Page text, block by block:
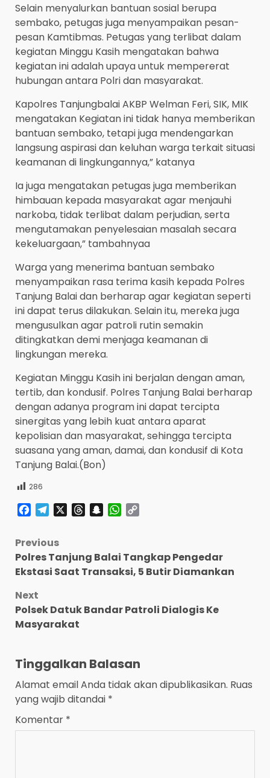
Selain menyalurkan bantuan sosial berupa
sembako, petugas juga menyampaikan pesan-
pesan Kamtibmas. Petugas yang terlibat dalam
kegiatan Minggu Kasih mengatakan bahwa
kegiatan ini adalah upaya untuk mempererat
hubungan antara Polri dan masyarakat.
Kapolres Tanjungbalai AKBP Welman Feri, SIK, MIK
mengatakan Kegiatan ini tidak hanya memberikan
bantuan sembako, tetapi juga mendengarkan
langsung aspirasi dan keluhan warga terkait situasi
keamanan di lingkungannya,” katanya
Ia juga mengatakan petugas juga memberikan
himbauan kepada masyarakat agar menjauhi
narkoba, tidak terlibat dalam perjudian, serta
mengutamakan penyelesaian masalah secara
kekeluargaan,” tambahnyaa
Warga yang menerima bantuan sembako
menyampaikan rasa terima kasih kepada Polres
Tanjung Balai dan berharap agar kegiatan seperti
ini dapat terus dilakukan. Selain itu, mereka juga
mengusulkan agar patroli rutin semakin
ditingkatkan demi menjaga keamanan di
lingkungan mereka.
Kegiatan Minggu Kasih ini berjalan dengan aman,
tertib, dan kondusif. Polres Tanjung Balai berharap
dengan adanya program ini dapat tercipta
sinergitas yang lebih kuat antara aparat
kepolisian dan masyarakat, sehingga tercipta
suasana yang aman, damai, dan kondusif di Kota
Tanjung Balai.(Bon)
286
Facebook
TelegramThreadsSnapchatWhatsApp
Post
navigation
Previous
Polres Tanjung Balai Tangkap Pengedar
Ekstasi Saat Transaksi, 5 Butir Diamankan
Next
Polsek Datuk Bandar Patroli Dialogis Ke
Masyarakat
Tinggalkan Balasan
Alamat email Anda tidak akan dipublikasikan. Ruas
yang wajib ditandai *
Komentar *